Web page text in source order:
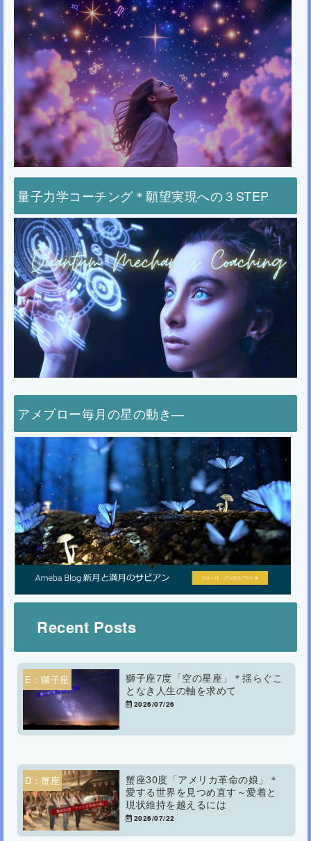
量子力学コーチング＊願望実現への３STEP
アメブロー毎月の星の動き―
Recent Posts
E：獅子座
獅子座7度「空の星座」＊揺らぐこ
となき人生の軸を求めて
2026/07/26
D：蟹座
蟹座30度「アメリカ革命の娘」＊
愛する世界を見つめ直す～愛着と
現状維持を越えるには
2026/07/22